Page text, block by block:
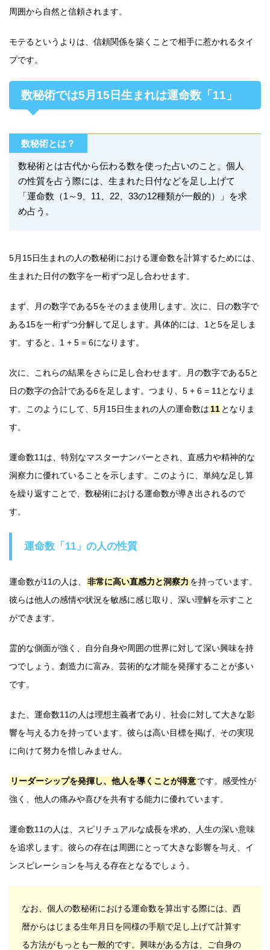
周囲から自然と信頼されます。
モテるというよりは、信頼関係を築くことで相手に惹かれるタイ
プです。
数秘術では5月15日生まれは運命数「11」
数秘術とは？
数秘術とは古代から伝わる数を使った占いのこと。個人
の性質を占う際には、生まれた日付などを足し上げて
「運命数（1～9、11、22、33の12種類が一般的）」を求
め占う。
5月15日生まれの人の数秘術における運命数を計算するためには、
生まれた日付の数字を一桁ずつ足し合わせます。
まず、月の数字である5をそのまま使用します。次に、日の数字で
ある15を一桁ずつ分解して足します。具体的には、1と5を足しま
す。すると、1 + 5 = 6になります。
次に、これらの結果をさらに足し合わせます。月の数字である5と
日の数字の合計である6を足します。つまり、5 + 6 = 11となりま
す。このようにして、5月15日生まれの人の運命数は 11 となりま
す。
運命数11は、特別なマスターナンバーとされ、直感力や精神的な
洞察力に優れていることを示します。このように、単純な足し算
を繰り返すことで、数秘術における運命数が導き出されるので
す。
運命数「11」の人の性質
運命数が11の人は、 非常に高い直感力と洞察力 を持っています。
彼らは他人の感情や状況を敏感に感じ取り、深い理解を示すこと
ができます。
霊的な側面が強く、自分自身や周囲の世界に対して深い興味を持
つでしょう。創造力に富み、芸術的な才能を発揮することが多い
です。
また、運命数11の人は理想主義者であり、社会に対して大きな影
響を与える力を持っています。彼らは高い目標を掲げ、その実現
に向けて努力を惜しみません。
リーダーシップを発揮し、他人を導くことが得意です。感受性が
強く、他人の痛みや喜びを共有する能力に優れています。
運命数11の人は、スピリチュアルな成長を求め、人生の深い意味
を追求します。彼らの存在は周囲にとって大きな影響を与え、イ
ンスピレーションを与える存在となるでしょう。
なお、個人の数秘術における運命数を算出する際には、西
暦からはじまる生年月日を同様の手順で足し上げて計算す
る方法がもっとも一般的です。興味がある方は、ご自身の